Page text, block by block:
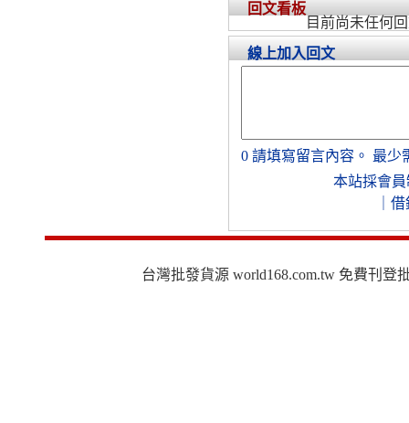
回文看板
目前尚未任何
線上加入回文
0 請填寫留言內容。 最少
本站採會員
借
台灣批發貨源 world168.com.tw 免費刊登